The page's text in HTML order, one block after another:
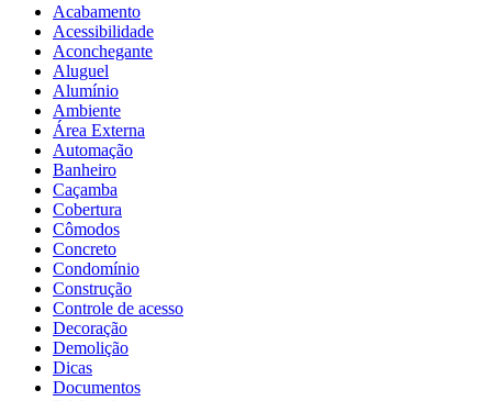
Acabamento
Acessibilidade
Aconchegante
Aluguel
Alumínio
Ambiente
Área Externa
Automação
Banheiro
Caçamba
Cobertura
Cômodos
Concreto
Condomínio
Construção
Controle de acesso
Decoração
Demolição
Dicas
Documentos